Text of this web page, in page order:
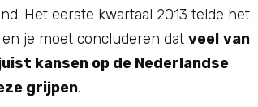
Het eerste kwartaal 2013 telde het
je moet concluderen dat veel van
kansen op de Nederlandse
grijpen.